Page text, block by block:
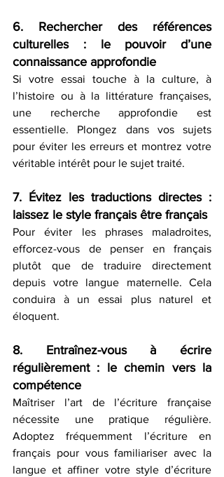
6. Rechercher des références
culturelles : le pouvoir d’une
connaissance approfondie
Si votre essai touche à la culture, à
l’histoire ou à la littérature françaises,
une recherche approfondie est
essentielle. Plongez dans vos sujets
pour éviter les erreurs et montrez votre
véritable intérêt pour le sujet traité.
7. Évitez les traductions directes :
laissez le style français être français
Pour éviter les phrases maladroites,
efforcez-vous de penser en français
plutôt que de traduire directement
depuis votre langue maternelle. Cela
conduira à un essai plus naturel et
éloquent.
8. Entraînez-vous à écrire
régulièrement : le chemin vers la
compétence
Maîtriser l’art de l’écriture française
nécessite une pratique régulière.
Adoptez fréquemment l’écriture en
français pour vous familiariser avec la
langue et affiner votre style d’écriture